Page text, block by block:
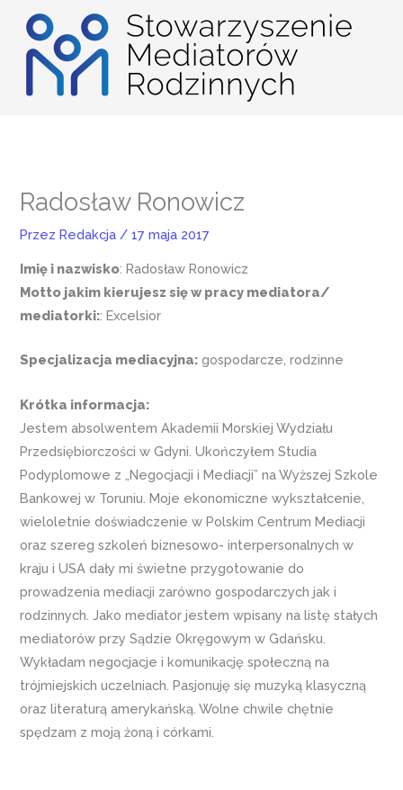
Przejdź
treści
Radosław Ronowicz
PrzezRedakcja /17 maja 2017
Imię i nazwisko: Radosław Ronowicz
Motto jakim kierujesz się w pracy mediatora/
mediatorki:: Excelsior
Specjalizacja mediacyjna: gospodarcze, rodzinne
Krótka informacja:
Jestem absolwentem Akademii Morskiej Wydziału
Przedsiębiorczości w Gdyni. Ukończyłem Studia
Podyplomowe z „Negocjacji i Mediacji” na Wyższej Szkole
Bankowej w Toruniu. Moje ekonomiczne wykształcenie,
wieloletnie doświadczenie w Polskim Centrum Mediacji
oraz szereg szkoleń biznesowo- interpersonalnych w
kraju i USA dały mi świetne przygotowanie do
prowadzenia mediacji zarówno gospodarczych jak i
rodzinnych. Jako mediator jestem wpisany na listę stałych
mediatorów przy Sądzie Okręgowym w Gdańsku.
Wykładam negocjacje i komunikację społeczną na
trójmiejskich uczelniach. Pasjonuję się muzyką klasyczną
oraz literaturą amerykańską. Wolne chwile chętnie
spędzam z moją żoną i córkami.